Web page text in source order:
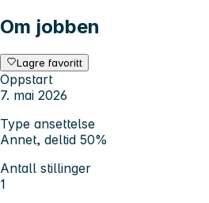
Om jobben
Lagre favoritt
Oppstart
7. mai 2026
Type ansettelse
Annet, deltid 50%
Antall stillinger
1